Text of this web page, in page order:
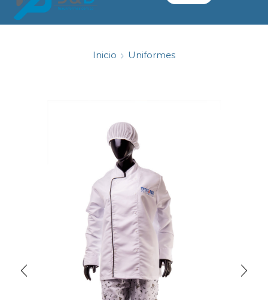
Inicio Uniformes